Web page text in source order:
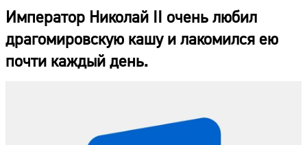
Император Николай II очень любил
драгомировскую кашу и лакомился ею
почти каждый день.
Курсы валют